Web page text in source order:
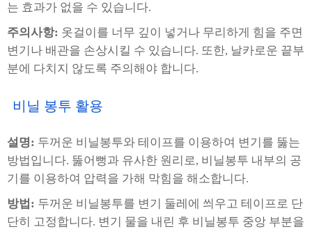
는 효과가 없을 수 있습니다.
주의사항: 옷걸이를 너무 깊이 넣거나 무리하게 힘을 주면
변기나 배관을 손상시킬 수 있습니다. 또한, 날카로운 끝부
분에 다치지 않도록 주의해야 합니다.
비닐 봉투 활용
설명: 두꺼운 비닐봉투와 테이프를 이용하여 변기를 뚫는
방법입니다. 뚫어뻥과 유사한 원리로, 비닐봉투 내부의 공
기를 이용하여 압력을 가해 막힘을 해소합니다.
방법: 두꺼운 비닐봉투를 변기 둘레에 씌우고 테이프로 단
단히 고정합니다. 변기 물을 내린 후 비닐봉투 중앙 부분을